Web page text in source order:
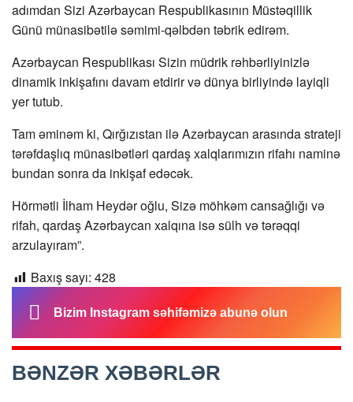
adımdan Sizi Azərbaycan Respublikasının Müstəqillik
Günü münasibətilə səmimi-qəlbdən təbrik edirəm.
Azərbaycan Respublikası Sizin müdrik rəhbərliyinizlə
dinamik inkişafını davam etdirir və dünya birliyində layiqli
yer tutub.
Tam əminəm ki, Qırğızıstan ilə Azərbaycan arasında strateji
tərəfdaşlıq münasibətləri qardaş xalqlarımızın rifahı naminə
bundan sonra da inkişaf edəcək.
Hörmətli İlham Heydər oğlu, Sizə möhkəm cansağlığı və
rifah, qardaş Azərbaycan xalqına isə sülh və tərəqqi
arzulayıram”.
Baxış sayı: 428
Bizim Instagram səhifəmizə abunə olun
BƏNZƏR XƏBƏRLƏR